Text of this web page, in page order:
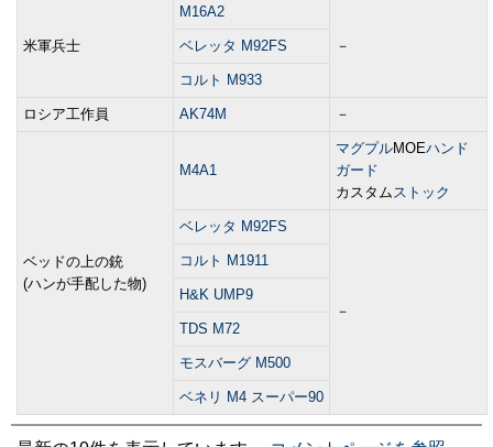
米軍兵士
M16A2
－
ベレッタ M92FS
コルト M933
ロシア工作員 AK74M －
ベッドの上の銃
(ハンが手配した物)
M4A1
マグプルMOEハンド
ガード
カスタムストック
ベレッタ M92FS
－
コルト M1911
H&K UMP9
TDS M72
モスバーグ M500
ベネリ M4 スーパー90